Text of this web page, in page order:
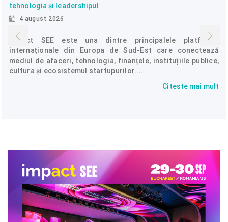
tehnologia și leadershipul
4 august 2026
Impact SEE este una dintre principalele platforme
internaționale din Europa de Sud-Est care conectează
mediul de afaceri, tehnologia, finanțele, instituțiile publice,
cultura și ecosistemul startupurilor....
Citeste mai mult